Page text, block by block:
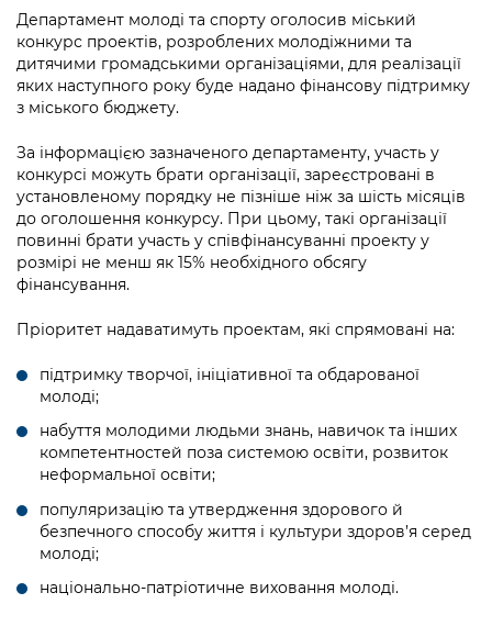
Рішення та розпорядження
Проєкти розпоряджень, що
перебувають на погодженні КМВА
Контактна інформація
Графік роботи та прийому громадян
Вакансії
Регуляторна діяльність
Промисловість і наука Києва
Підприємства, установи, організації
Kyiv International Relations
Річні звіти
Освіта та навчальні заклади
Дороги, транспорт та парковки
Навколишнє середовище міста
Містобудування та земельні ділянки
Культура, спорт, дозвілля
Бізнес та ліцензування
Фінанси та бюджет
Безпека та правопорядок
Ритуальні послуги
Іноземцям / For foreigners
Пам'ятки культурної спадщини
Портал Захисників та Захисниць
Громадська експертиза
Громадський бюджет
Консультації з громадськістю
Громадська рада
Петиції
Відкритий бюджет
Контактний центр
Допомога учасникам АТО
Рада з питань внутрішньо переміщених
адміністрації
«Ініціатива «Партнерство «Відкритий
Уряд» – місцевий рівень»
Важливе під час воєнного стану
Інформація з обмеженим доступом
Подати запит онлайн
інших актів
Нормативна база
Питання і відповіді про публічну
інформацію
Порядок оскарження рішень, дій чи
Звіти про опрацювання запитів на
публічну інформацію
Інформація для споживачів
Про відкриті дані
Портал даних Києва
Медіагалерея
Підписатися на новини та анонси від
КМДА / Subscribe to announcements
from the KCSA
Порядок акредитації медіа /
Accreditation process
Подати журналістський запит /
Submitting a media request
стану / Rules for media coverage of
Контакти для медіа / Contacts for mass
media
Портал Послуг
Департамент молоді та спорту оголосив міський
конкурс проектів, розроблених молодіжними та
дитячими громадськими організаціями, для реалізації
яких наступного року буде надано фінансову підтримку
з міського бюджету.
За інформацією зазначеного департаменту, участь у
конкурсі можуть брати організації, зареєстровані в
установленому порядку не пізніше ніж за шість місяців
до оголошення конкурсу. При цьому, такі організації
повинні брати участь у співфінансуванні проекту у
розмірі не менш як 15% необхідного обсягу
фінансування.
Пріоритет надаватимуть проектам, які спрямовані на:
підтримку творчої, ініціативної та обдарованої
молоді;
набуття молодими людьми знань, навичок та інших
компетентностей поза системою освіти, розвиток
неформальної освіти;
популяризацію та утвердження здорового й
безпечного способу життя і культури здоров’я серед
молоді;
національно-патріотичне виховання молоді.